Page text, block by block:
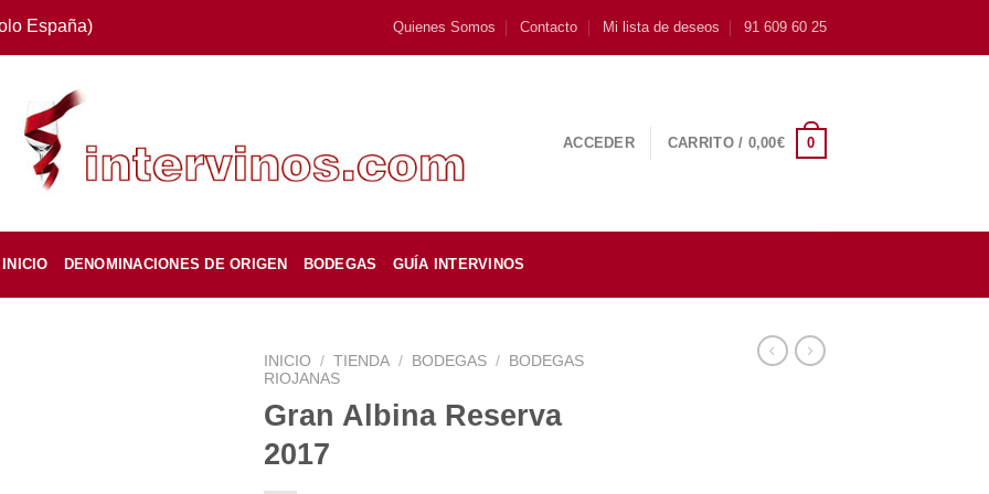
España) Quienes Somos Contacto Mi lista de deseos 91 609 60 25
ACCEDER CARRITO / 0,00€ 0
INICIO DENOMINACIONES DE ORIGEN BODEGAS GUÍA INTERVINOS
INICIO / TIENDA / BODEGAS /
BODEGAS
RIOJANAS
Gran Albina Reserva
2017